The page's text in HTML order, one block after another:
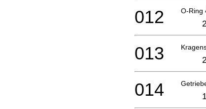
O-Ring
012
013
014